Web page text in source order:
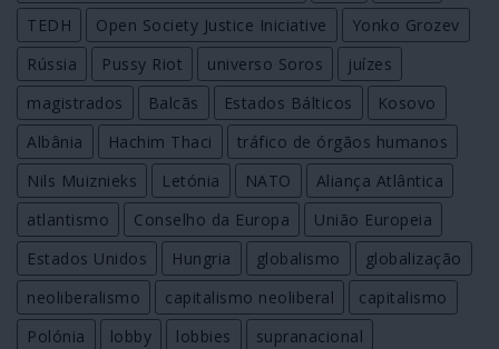
TEDH
Open Society Justice Iniciative
Yonko Grozev
Rússia
Pussy Riot universo Soros
juízes
magistrados
Balcãs Estados Bálticos
Kosovo
Albânia
Hachim Thaci
tráfico de órgãos humanos
Nils Muiznieks
Letónia NATO
Aliança Atlântica
atlantismo
Conselho da Europa
União Europeia
Estados Unidos
Hungria globalismo
globalização
neoliberalismo
capitalismo neoliberal
capitalismo
Polónia
lobby lobbies
supranacional